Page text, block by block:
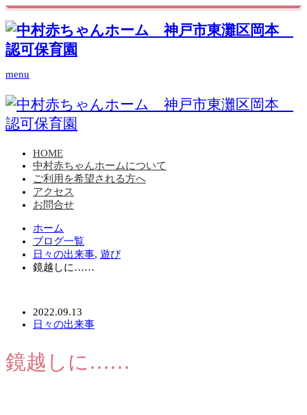
menu
HOME
中村赤ちゃんホームについて
ご利用を希望される方へ
アクセス
お問合せ
ホーム
ブログ一覧
日々の出来事, 遊び
鏡越しに……
2022.09.13
日々の出来事
鏡越しに……